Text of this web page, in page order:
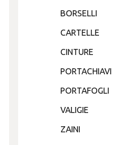
BORSELLI
CARTELLE
CINTURE
PORTACHIAVI
PORTAFOGLI
VALIGIE
ZAINI